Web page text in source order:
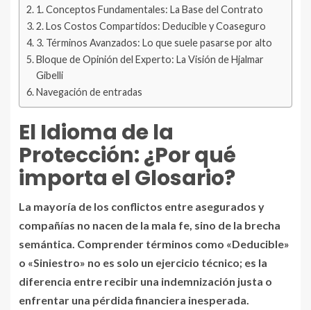
1. Conceptos Fundamentales: La Base del Contrato
2. Los Costos Compartidos: Deducible y Coaseguro
3. Términos Avanzados: Lo que suele pasarse por alto
Bloque de Opinión del Experto: La Visión de Hjalmar
Gibelli
Navegación de entradas
El Idioma de la
Protección: ¿Por qué
importa el Glosario?
La mayoría de los conflictos entre asegurados y
compañías no nacen de la mala fe, sino de la brecha
semántica. Comprender términos como «Deducible»
o «Siniestro» no es solo un ejercicio técnico; es la
diferencia entre recibir una indemnización justa o
enfrentar una pérdida financiera inesperada.